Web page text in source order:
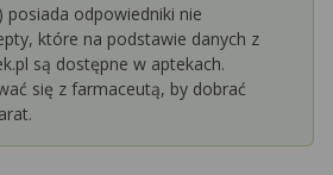
posiada odpowiedniki nie
które na podstawie danych z
są dostępne w aptekach.
się z farmaceutą, by dobrać